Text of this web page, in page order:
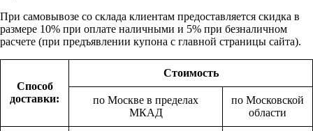
При самовывозе со склада клиентам предоставляется скидка в
размере 10% при оплате наличными и 5% при безналичном
расчете (при предъявлении купона с главной страницы сайта).
Способ
доставки:
Стоимость
по Москве в пределах
МКАД
по Московской
области